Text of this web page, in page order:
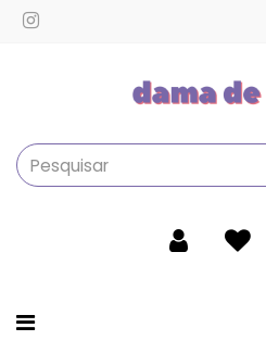
Alternar